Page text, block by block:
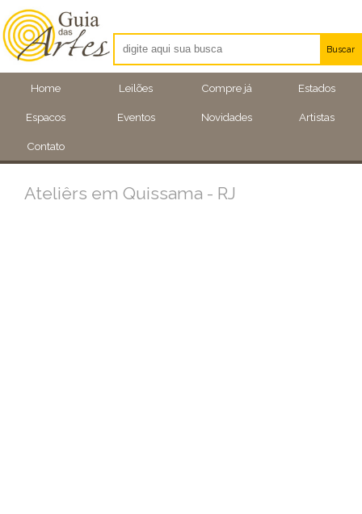
Home Leilões Compre já Estados
Espacos Eventos Novidades Artistas
Contato
Buscar
Artistas
Eventos
Ateliêrs em Quissama - RJ